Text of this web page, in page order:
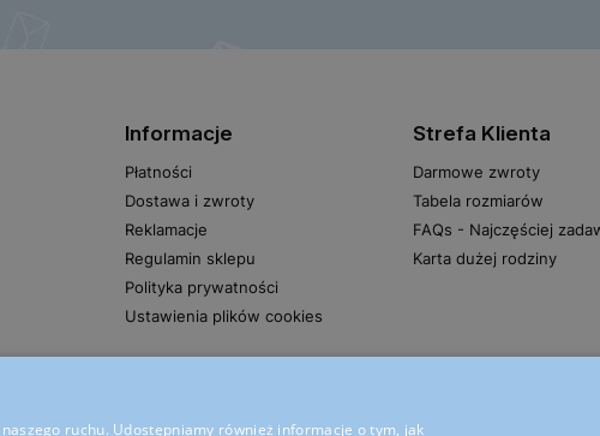
Informacje
Płatności
Dostawa i zwroty
Reklamacje
Regulamin sklepu
Polityka prywatności
Ustawienia plików cookies
Strefa Klienta
Darmowe zwroty
Tabela rozmiarów
FAQs - Najczęściej
Karta dużej rodziny
ruchu. Udostępniamy również informacje o tym, jak